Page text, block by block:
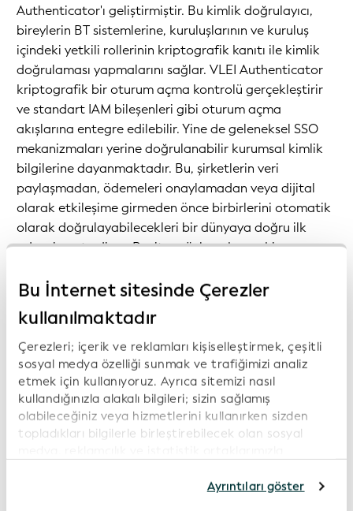
Bu İnternet sitesinde Çerezler
kullanılmaktadır
Çerezleri; içerik ve reklamları kişiselleştirmek, çeşitli
sosyal medya özelliği sunmak ve trafiğimizi analiz
etmek için kullanıyoruz. Ayrıca sitemizi nasıl
kullandığınızla alakalı bilgileri; sizin sağlamış
olabileceğiniz veya hizmetlerini kullanırken sizden
topladıkları bilgilerle birleştirebilecek olan sosyal
etmeniz durumunda, çerez politikamıza rıza
Ayrıntıları göster
Authenticator'ı geliştirmiştir. Bu kimlik doğrulayıcı,
bireylerin BT sistemlerine, kuruluşlarının ve kuruluş
içindeki yetkili rollerinin kriptografik kanıtı ile kimlik
doğrulaması yapmalarını sağlar. VLEI Authenticator
kriptografik bir oturum açma kontrolü gerçekleştirir
ve standart IAM bileşenleri gibi oturum açma
akışlarına entegre edilebilir. Yine de geleneksel SSO
mekanizmaları yerine doğrulanabilir kurumsal kimlik
bilgilerine dayanmaktadır. Bu, şirketlerin veri
paylaşmadan, ödemeleri onaylamadan veya dijital
olarak etkileşime girmeden önce birbirlerini otomatik
olarak doğrulayabilecekleri bir dünyaya doğru ilk
adımı işaret ediyor. Basitçe söylemek gerekirse,
olduğunu biliyoruz" ifadesine dönüştürüyor
VLEI Authenticator pratikte nasıl çalışır?
VLEI Authenticator, standart kimlik ve erişim yönetimi
platformlarıyla entegre olur. Bir kullanıcı veya kuruluş
korumalı bir sistemde oturum açtığında - örneğin bir
belgeye veya uygulamaya erişmek için - vLEI
Authenticator, vLEI kimlik bilgisini GLEIF güven
çerçevesine karşı doğrular. Erişim yalnızca kimlik bilgisi
geçerliyse verilir. Güvenilirlik bir varsayım değil, sürecin